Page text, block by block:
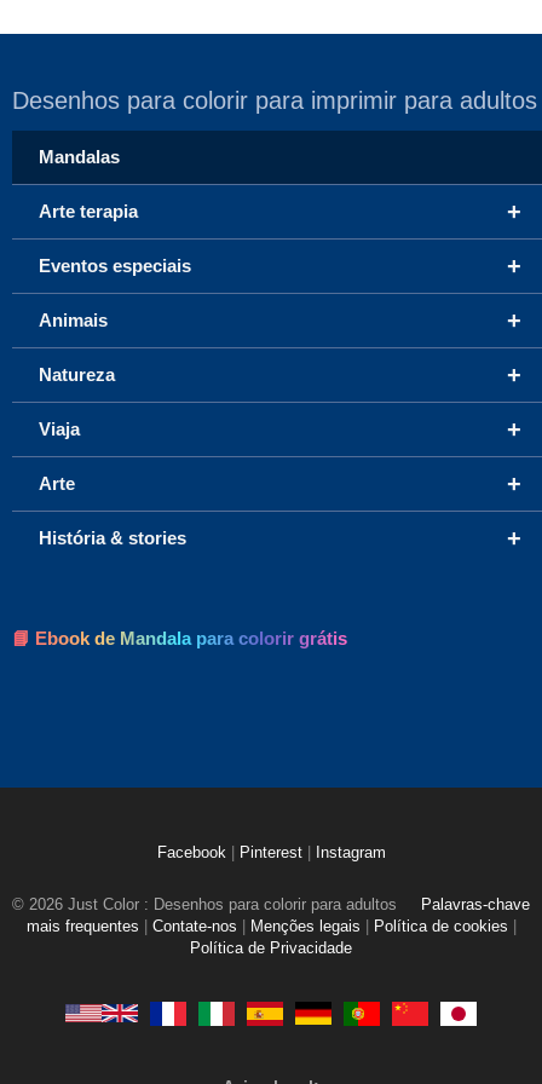
Desenhos para colorir para imprimir para adultos
Mandalas
+
Arte terapia
+
Eventos especiais
+
Animais
+
Natureza
+
Viaja
+
Arte
+
História & stories
📘 Ebook de Mandala para colorir grátis
Facebook Pinterest Instagram
© 2026 Just Color : Desenhos para colorir para adultos
Palavras-chave
mais frequentes
Contate-nos Menções legais Política de cookies
Política de Privacidade